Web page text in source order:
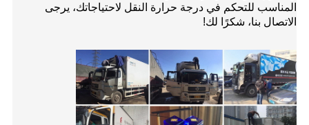
المناسب للتحكم في درجة حرارة النقل لاحتياجاتك، يرجى
الاتصال بنا، شكرًا لك!